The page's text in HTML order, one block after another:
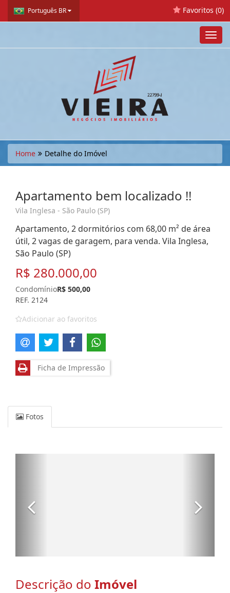
Português BR Favoritos (0)
Home Detalhe do Imóvel
Apartamento bem localizado !!
Vila Inglesa - São Paulo (SP)
Apartamento, 2 dormitórios com 68,00 m² de área
útil, 2 vagas de garagem, para venda. Vila Inglesa,
São Paulo (SP)
R$ 280.000,00
CondomínioR$ 500,00
REF. 2124
Adicionar ao favoritos
Ficha de Impressão
Fotos
Descrição do Imóvel